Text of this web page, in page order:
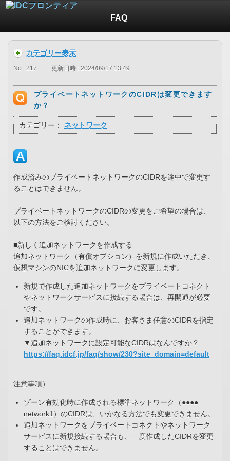
FAQ
カテゴリー表示
No : 217 更新日時 : 2024/09/17 13:49
プライベートネットワークのCIDRは変更できます
か？
カテゴリー： ネットワーク
作成済みのプライベートネットワークのCIDRを途中で変更す
ることはできません。
プライベートネットワークのCIDRの変更をご希望の場合は、
以下の方法をご検討ください。
■新しく追加ネットワークを作成する
追加ネットワーク（有償オプション）を新規に作成いただき、
仮想マシンのNICを追加ネットワークに変更します。
新規で作成した追加ネットワークをプライベートコネクト
やネットワークサービスに接続する場合は、再開通が必要
です。
追加ネットワークの作成時に、お客さま任意のCIDRを指定
することができます。
▼追加ネットワークに設定可能なCIDRはなんですか？
https://faq.idcf.jp/faq/show/230?site_domain=default
注意事項）
ゾーン有効化時に作成される標準ネットワーク（●●●●-
network1）のCIDRは、いかなる方法でも変更できません。
追加ネットワークをプライベートコネクトやネットワーク
サービスに新規接続する場合も、一度作成したCIDRを変更
することはできません。